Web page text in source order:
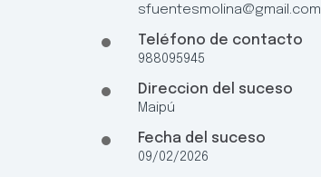
sfuentesmolina@gmail.com
Teléfono de contacto
988095945
Direccion del suceso
Maipú
Fecha del suceso
09/02/2026